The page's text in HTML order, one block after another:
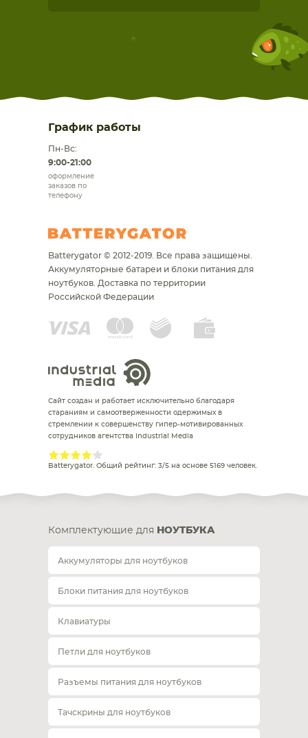
График работы
Пн-Вс:
9:00-21:00
оформление
заказов по
телефону
Batterygator © 2012-2019. Все права защищены.
Аккумуляторные батареи и блоки питания для
ноутбуков. Доставка по территории
Российской Федерации
Сайт создан и работает исключительно благодаря
стараниям и самоотверженности одержимых в
стремлении к совершенству гипер-мотивированных
сотрудников агентства Industrial Media
Batterygator. Общий рейтинг: 3/5 на основе 5169 человек.
Комплектующие для НОУТБУКА
Аккумуляторы для ноутбуков
Блоки питания для ноутбуков
Клавиатуры
Петли для ноутбуков
Разъемы питания для ноутбуков
Тачскрины для ноутбуков